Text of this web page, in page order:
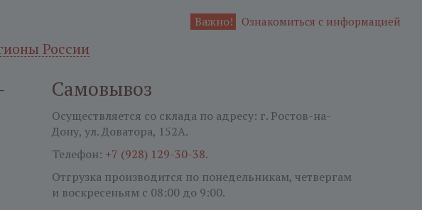
Важно! Ознакомиться с информацией
России
Самовывоз
Осуществляется со склада по адресу: г. Ростов-на-
Дону, ул. Доватора, 152А.
Телефон: +7 (928) 129-30-38.
Отгрузка производится по понедельникам, четвергам
и воскресеньям с 08:00 до 9:00.